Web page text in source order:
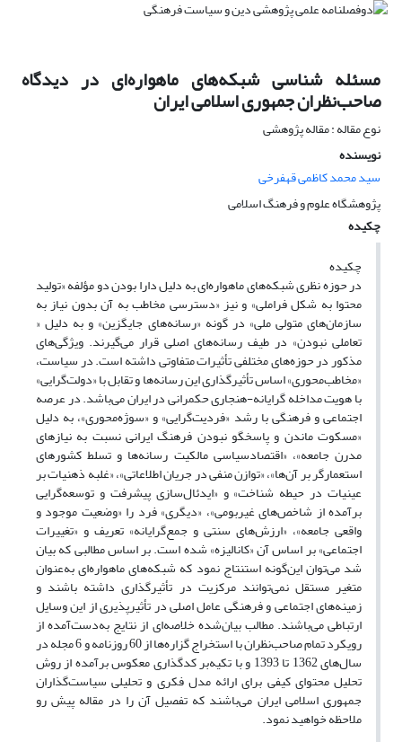
مسئله شناسی شبکه‌های ماهواره‌ای در دیدگاه
صاحب‌نظران جمهوری اسلامی ایران
نوع مقاله : مقاله پژوهشی
نویسنده
سید محمد کاظمی قهفرخی
پژوهشگاه علوم و فرهنگ اسلامی
چکیده
چکیده
در حوزه‌ نظری شبکه‌های ماهواره‌ای به دلیل دارا بودن دو مؤلفه‌ «تولید
محتوا به شکل فراملی» و نیز «دسترسی مخاطب به آن بدون نیاز به
سازمان‌های متولی ملی» در گونه‌ «رسانه‌های جایگزین» و به دلیل «
تعاملی نبودن» در طیف رسانه‌های اصلی قرار می‌گیرند. ویژگی‌های
مذکور در حوزه‌های مختلفی تأثیرات متفاوتی داشته است. در سیاست،
«مخاطب‌محوری» اساس تأثیرگذاری این رسانه‌ها و تقابل با «دولت‌گرایی»
با هویت مداخله گرایانه-هنجاری حکمرانی در ایران می‌باشد. در عرصه
اجتماعی و فرهنگی با رشد «فردیت‌گرایی» و «سوژه‌محوری»، به دلیل
«مسکوت ماندن و پاسخگو نبودن فرهنگ ایرانی نسبت به نیازهای
مدرن جامعه»، «اقتصادسیاسی مالکیت رسانه‌ها و تسلط کشورهای
استعمارگر بر آن‌ها»، «توازن منفی در جریان اطلاعاتی»، «غلبه ذهنیات بر
عینیات در حیطه شناخت» و «ایدئال‌سازی پیشرفت و توسعه‌گرایی
برآمده از شاخص‌های غیربومی»، «دیگری» فرد را «وضعیت موجود و
واقعی جامعه»، «ارزش‌های سنتی و جمع‌گرایانه» تعریف و «تغییرات
اجتماعی» بر اساس آن «کانالیزه» شده است. بر اساس مطالبی که بیان
شد می‌توان این‌گونه استنتاج نمود که شبکه‌های ماهواره‌ای به‌عنوان
متغیر مستقل نمی‌توانند مرکزیت در تأثیرگذاری داشته باشند و
زمینه‌های اجتماعی و فرهنگی عامل اصلی در تأثیرپذیری از این وسایل
ارتباطی می‌باشند. مطالب بیان‌شده خلاصه‌ای از نتایج به‌دست‌آمده از
رویکرد تمام صاحب‌نظران با استخراج گزاره‌ها از 60 روزنامه و 6 مجله در
سال‌های 1362 تا 1393 و با تکیه‌بر کدگذاری معکوس برآمده از روش
تحلیل محتوای کیفی برای ارائه مدل فکری و تحلیلی سیاست‌گذاران
جمهوری اسلامی ایران می‌باشند که تفصیل آن را در مقاله پیش ‌رو
ملاحظه خواهید نمود.